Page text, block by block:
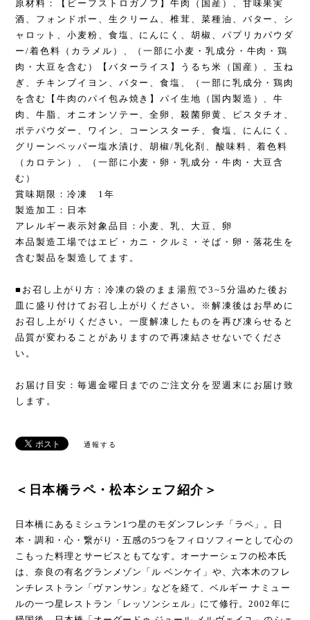
原材料：【ビーフストロガノフ】牛肉（国産）、甘味果実
酒、フォンドボー、生クリーム、椎茸、菜種油、バター、シ
ャロット、小麦粉、食塩、にんにく、胡椒、パプリカパウダ
ー/着色料（カラメル）、（一部に小麦・乳成分・牛肉・鶏
肉・大豆を含む）【バターライス】うるち米（国産）、玉ね
ぎ、チキンブイヨン、バター、食塩、（一部に乳成分・鶏肉
を含む【牛肉のパイ包み焼き】パイ生地（国内製造）、牛
肉、牛脂、オニオンソテー、全卵、殺菌卵黄、ピスタチオ、
ポテパウダー、ワイン、コーンスターチ、食塩、にんにく、
グリーンペッパー塩水漬け、胡椒/乳化剤、酸味料、着色料
（カロテン）、（一部に小麦・卵・乳成分・牛肉・大豆含
む）
賞味期限：冷凍 1年
製造加工：日本
アレルギー表示対象品目：小麦、乳、大豆、卵
本品製造工場ではエビ・カニ・クルミ・そば・卵・落花生を
含む製品を製造してます。
■お召し上がり方：冷凍の袋のまま湯煎で3~5分温めた後お
皿に盛り付けてお召し上がりください。※解凍後はお早めに
お召し上がりください。一度解凍したものを再び凍らせると
品質が変わることがありますので再凍結させないでくださ
い。
お届け目安：毎週金曜日までのご注文分を翌週末にお届け致
します。
通報する
＜日本橋ラペ・松本シェフ紹介＞
日本橋にあるミシュラン1つ星のモダンフレンチ「ラペ」。日
本・調和・心・繋がり・五感の5つをフィロソフィーとして心の
こもった料理とサービスともてなす。オーナーシェフの松本氏
は、奈良の有名グランメゾン「ル ベンケイ」や、六本木のフレ
ンチレストラン「ヴァンサン」などを経て、ベルギー ナミュー
ルの一つ星レストラン「レッソンシェル」にて修行。2002年に